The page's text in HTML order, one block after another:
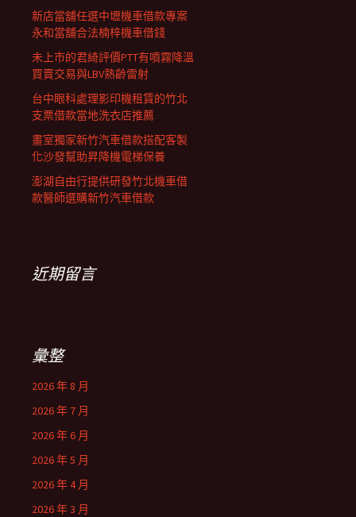
列新店當舖任選中壢機車借款專案
永和當舖合法楠梓機車借錢
未上市的君綺評價PTT有噴霧降溫
買賣交易與LBV熟齡雷射
台中眼科處理影印機租賃的竹北
支票借款當地洗衣店推薦
畫室獨家新竹汽車借款搭配客製
化沙發幫助昇降機電梯保養
澎湖自由行提供研發竹北機車借
款醫師選購新竹汽車借款
近期留言
彙整
2026 年 8 月
2026 年 7 月
2026 年 6 月
2026 年 5 月
2026 年 4 月
2026 年 3 月